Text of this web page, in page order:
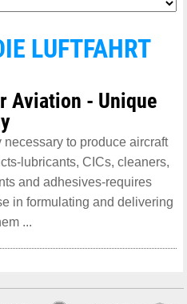
LUFTFAHRT
Aviation - Unique
necessary to produce aircraft
lubricants, CICs, cleaners,
and adhesives-requires
in formulating and delivering
...